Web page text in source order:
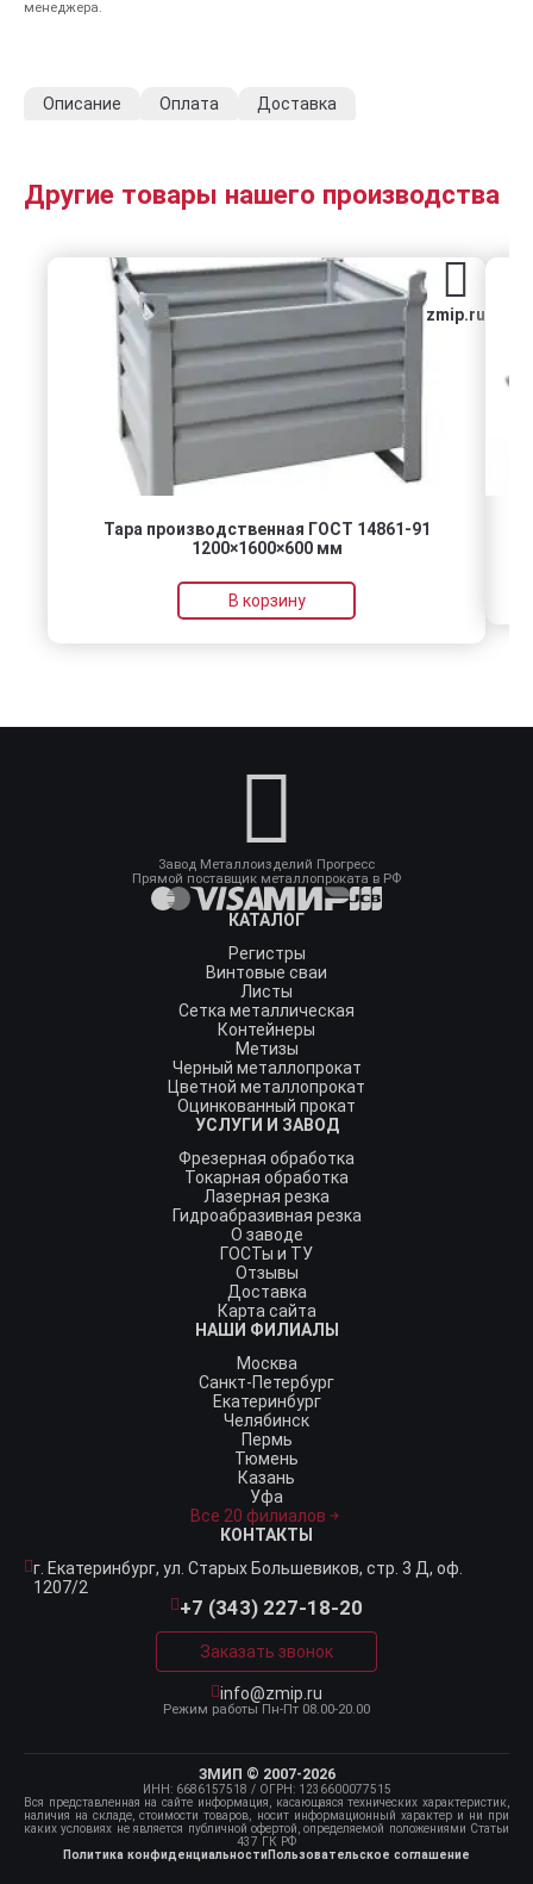
менеджера.
Описание Оплата Доставка
Другие товары нашего производства
zmip.ru
Тара производственная ГОСТ 14861-91
1200×1600×600 мм
В корзину
Завод Металлоизделий Прогресс
Прямой поставщик металлопроката в РФ
КАТАЛОГ
Регистры
Винтовые сваи
Листы
Сетка металлическая
Контейнеры
Метизы
Черный металлопрокат
Цветной металлопрокат
Оцинкованный прокат
УСЛУГИ И ЗАВОД
Фрезерная обработка
Токарная обработка
Лазерная резка
Гидроабразивная резка
О заводе
ГОСТы и ТУ
Отзывы
Доставка
Карта сайта
НАШИ ФИЛИАЛЫ
Москва
Санкт-Петербург
Екатеринбург
Челябинск
Пермь
Тюмень
Казань
Уфа
Все 20 филиалов
КОНТАКТЫ
г. Екатеринбург, ул. Старых Большевиков, стр. 3 Д, оф.
1207/2
+7 (343) 227-18-20
Заказать звонок
info@zmip.ru
Режим работы Пн-Пт 08.00-20.00
ЗМИП © 2007-2026
ИНН: 6686157518 / ОГРН: 1236600077515
Вся представленная на сайте информация, касающаяся технических характеристик,
наличия на складе, стоимости товаров, носит информационный характер и ни при
каких условиях не является публичной офертой, определяемой положениями Статьи
437 ГК РФ
Политика конфиденциальности Пользовательское соглашение